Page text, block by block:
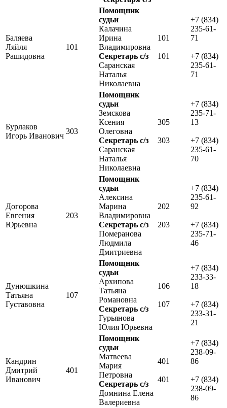
Баляева
Ляйля
Рашидовна
101
Помощник
судьи
Калачина
Ирина
Владимировна
Секретарь с/з
Саранская
Наталья
Николаевна
101
101
+7 (834)
235-61-
71
+7 (834)
235-61-
71
Бурлаков
Игорь Иванович
303
Помощник
судьи
Земскова
Ксения
Олеговна
Секретарь с/з
Саранская
Наталья
Николаевна
305
303
+7 (834)
235-71-
13
+7 (834)
235-61-
70
Догорова
Евгения
Юрьевна
203
Помощник
судьи
Алексина
Марина
Владимировна
Секретарь с/з
Померанова
Людмила
Дмитриевна
202
203
+7 (834)
235-61-
92
+7 (834)
235-71-
46
Дунюшкина
Татьяна
Густавовна
107
Помощник
судьи
Архипова
Татьяна
Романовна
Секретарь с/з
Гурьянова
Юлия Юрьевна
106
107
+7 (834)
233-33-
18
+7 (834)
233-31-
21
Кандрин
Дмитрий
Иванович
401
Помощник
судьи
Матвеева
Мария
Петровна
Секретарь с/з
Домнина Елена
Валериевна
401
401
+7 (834)
238-09-
86
+7 (834)
238-09-
86